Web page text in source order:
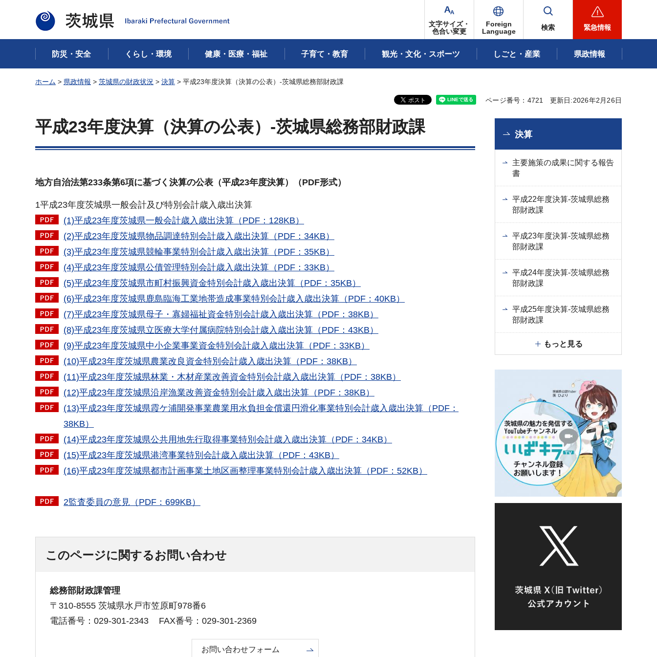
茨城県
文字サイズ・
色合い変更
Foreign
Language
検索 緊急情報
防災・安全 くらし・環境 健康・医療・福祉 子育て・教育 観光・文化・スポーツ しごと・産業 県政情報
ホーム > 県政情報 > 茨城県の財政状況 > 決算 > 平成23年度決算（決算の公表）-茨城県総務部財政課
ページ番号：4721 更新日:2026年2月26日
平成23年度決算（決算の公表）-茨城県総務部財政課
地方自治法第233条第6項に基づく決算の公表（平成23年度決算）（PDF形式）
1平成23年度茨城県一般会計及び特別会計歳入歳出決算
(1)平成23年度茨城県一般会計歳入歳出決算（PDF：128KB）
(2)平成23年度茨城県物品調達特別会計歳入歳出決算（PDF：34KB）
(3)平成23年度茨城県競輪事業特別会計歳入歳出決算（PDF：35KB）
(4)平成23年度茨城県公債管理特別会計歳入歳出決算（PDF：33KB）
(5)平成23年度茨城県市町村振興資金特別会計歳入歳出決算（PDF：35KB）
(6)平成23年度茨城県鹿島臨海工業地帯造成事業特別会計歳入歳出決算（PDF：40KB）
(7)平成23年度茨城県母子・寡婦福祉資金特別会計歳入歳出決算（PDF：38KB）
(8)平成23年度茨城県立医療大学付属病院特別会計歳入歳出決算（PDF：43KB）
(9)平成23年度茨城県中小企業事業資金特別会計歳入歳出決算（PDF：33KB）
(10)平成23年度茨城県農業改良資金特別会計歳入歳出決算（PDF：38KB）
(11)平成23年度茨城県林業・木材産業改善資金特別会計歳入歳出決算（PDF：38KB）
(12)平成23年度茨城県沿岸漁業改善資金特別会計歳入歳出決算（PDF：38KB）
(13)平成23年度茨城県霞ケ浦開発事業農業用水負担金償還円滑化事業特別会計歳入歳出決算（PDF：
38KB）
(14)平成23年度茨城県公共用地先行取得事業特別会計歳入歳出決算（PDF：34KB）
(15)平成23年度茨城県港湾事業特別会計歳入歳出決算（PDF：43KB）
(16)平成23年度茨城県都市計画事業土地区画整理事業特別会計歳入歳出決算（PDF：52KB）
2監査委員の意見（PDF：699KB）
このページに関するお問い合わせ
総務部財政課管理
〒310-8555 茨城県水戸市笠原町978番6
電話番号：029-301-2343
FAX番号：029-301-2369
お問い合わせフォーム
決算
主要施策の成果に関する報告
書
平成22年度決算-茨城県総務
部財政課
平成23年度決算-茨城県総務
部財政課
平成24年度決算-茨城県総務
部財政課
平成25年度決算-茨城県総務
部財政課
もっと見る